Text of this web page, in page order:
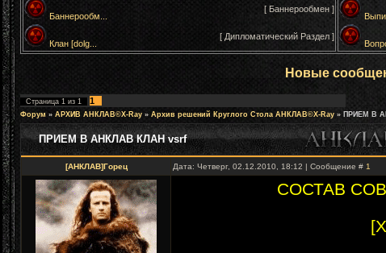
Баннерообм...
[ Баннерообмен ]
Клан [dolg...
[ Дипломатический Раздел ]
Новые
Страница 1 из 1 1
Форум » АРХИВ АНКЛАВ©X-Ray » Архив решений Круглого Стола АНКЛАВ©X-Ray » ПРИЕМ В
ПРИЕМ В АНКЛАВ КЛАН vsrf
[АНКЛАВ]Горец Дата: Четверг, 02.12.2010, 18:12 | Сообщение # 1
СОСТАВ